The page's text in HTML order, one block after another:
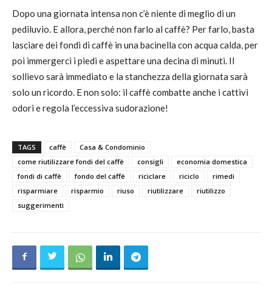
Dopo una giornata intensa non c’è niente di meglio di un
pediluvio. E allora, perché non farlo al caffè? Per farlo, basta
lasciare dei fondi di caffè in una bacinella con acqua calda, per
poi immergerci i piedi e aspettare una decina di minuti. Il
sollievo sarà immediato e la stanchezza della giornata sarà
solo un ricordo. E non solo: il caffè combatte anche i cattivi
odori e regola l’eccessiva sudorazione!
TAGS caffè
Casa & Condominio
come riutilizzare fondi del caffè
consigli
economia domestica
fondi di caffè
fondo del caffè riciclare riciclo
rimedi
risparmiare
risparmio riuso riutilizzare
riutilizzo
suggerimenti